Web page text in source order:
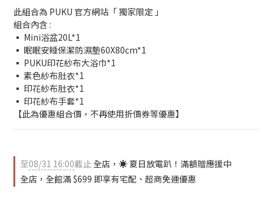
此組合為 PUKU 官方網站「 獨家限定 」
組合內含 :
▪ Mini浴盆20L*1
▪ 眠眠安睡保潔防濕墊60X80cm*1
▪ PUKU印花紗布大浴巾*1
▪ 素色紗布肚衣*1
▪ 印花紗布肚衣*1
▪ 印花紗布手套*1
【此為優惠組合價，不再使用折價券等優惠】
至08/31 16:00截止全店，☀️ 夏日放電趴！滿額贈應援中
全店，全館滿 $699 即享有宅配、超商免運優惠